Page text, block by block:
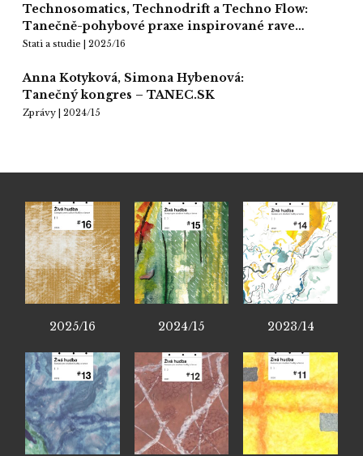
Technosomatics, Technodrift a Techno Flow:
Tanečně-pohybové praxe inspirované rave…
Stati a studie | 2025/16
Anna Kotyková, Simona Hybenová:
Tanečný kongres – TANEC.SK
Zprávy | 2024/15
2025/16 2024/15 2023/14